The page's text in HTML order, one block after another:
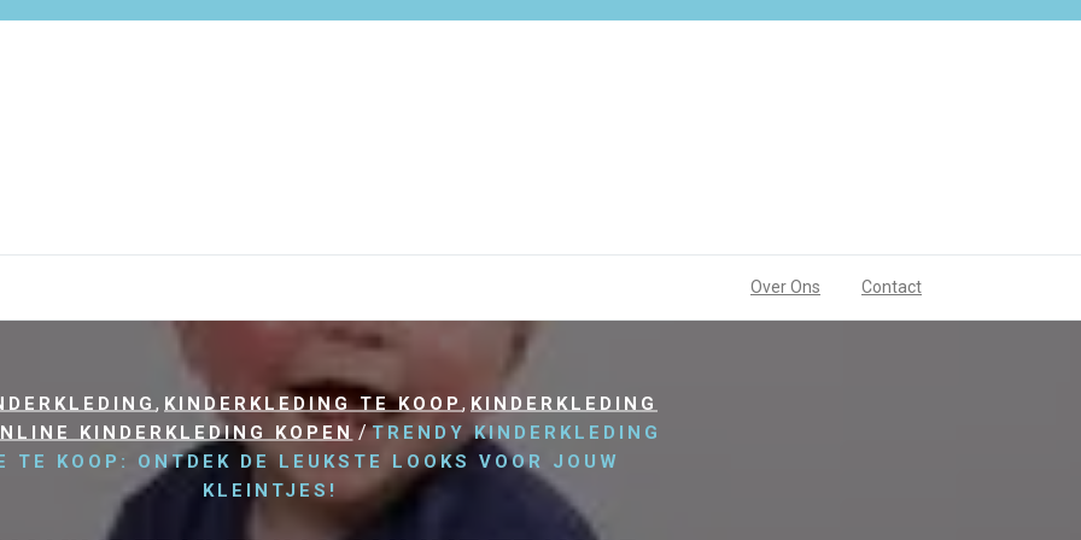
Over Ons Contact
, KINDERKLEDING TE KOOP , KINDERKLEDING
KINDERKLEDING KOPEN /TRENDY KINDERKLEDING
TE KOOP: ONTDEK DE LEUKSTE LOOKS VOOR JOUW
KLEINTJES!